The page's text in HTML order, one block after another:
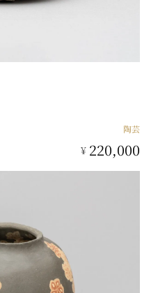
陶芸
¥ 220,000